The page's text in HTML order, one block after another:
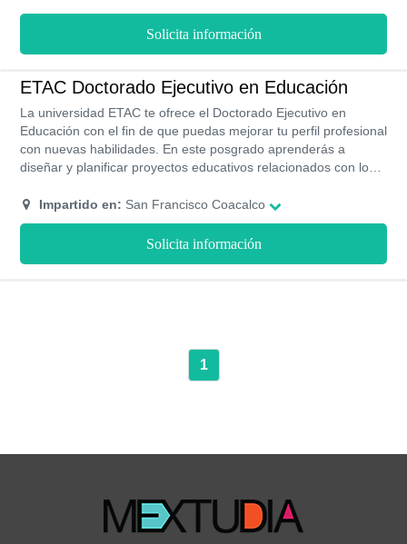
Solicita información
ETAC Doctorado Ejecutivo en Educación
La universidad ETAC te ofrece el Doctorado Ejecutivo en
Educación con el fin de que puedas mejorar tu perfil profesional
con nuevas habilidades. En este posgrado aprenderás a
diseñar y planificar proyectos educativos relacionados con los
ejecutivo se imparte de forma semipresencial y su plan de
estudio se divide en cuatro cuatrimestres.
Impartido en: San Francisco Coacalco
Solicita información
1